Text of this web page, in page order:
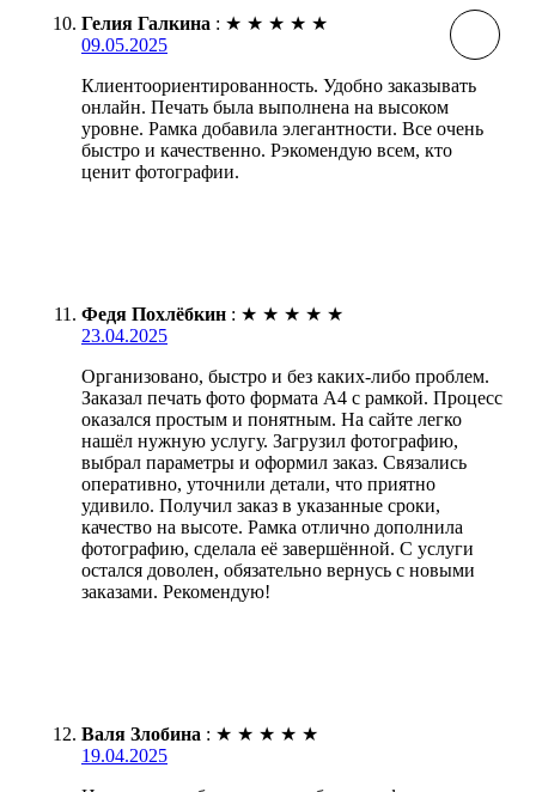
Гелия Галкина : ★ ★ ★ ★ ★
09.05.2025
Клиентоориентированность. Удобно заказывать
онлайн. Печать была выполнена на высоком
уровне. Рамка добавила элегантности. Все очень
быстро и качественно. Рэкомендую всем, кто
ценит фотографии.
Федя Похлёбкин : ★ ★ ★ ★ ★
23.04.2025
Организовано, быстро и без каких-либо проблем.
Заказал печать фото формата А4 с рамкой. Процесс
оказался простым и понятным. На сайте легко
нашёл нужную услугу. Загрузил фотографию,
выбрал параметры и оформил заказ. Связались
оперативно, уточнили детали, что приятно
удивило. Получил заказ в указанные сроки,
качество на высоте. Рамка отлично дополнила
фотографию, сделала её завершённой. С услуги
остался доволен, обязательно вернусь с новыми
заказами. Рекомендую!
Валя Злобина : ★ ★ ★ ★ ★
19.04.2025